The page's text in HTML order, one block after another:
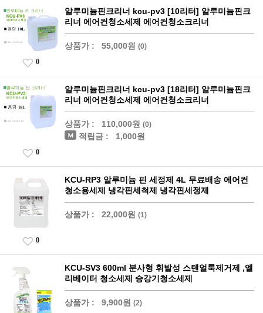
알루미늄핀크리너 kcu-pv3 [10리터] 알루미늄핀크
리너 에어컨청소세제 에어컨청소크리너
상품가 : 55,000원 (0)
0
알루미늄핀크리너 kcu-pv3 [18리터] 알루미늄핀크
리너 에어컨청소세제 에어컨청소크리너
상품가 : 110,000원 (0)
적립금 : 1,000원
0
KCU-RP3 알루미늄 핀 세정제 4L 무료배송 에어컨
청소용세제 냉각핀세척제 냉각핀세정제
상품가 : 22,000원 (1)
0
KCU-SV3 600ml 분사형 휘발성 스텐얼룩제거제 ,엘
리베이터 청소세제 승강기청소세제
상품가 : 9,900원 (2)